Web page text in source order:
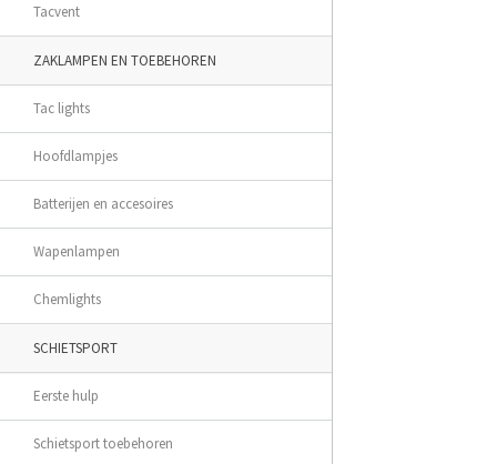
Tacvent
ZAKLAMPEN EN TOEBEHOREN
Tac lights
Hoofdlampjes
Batterijen en accesoires
Wapenlampen
Chemlights
SCHIETSPORT
Eerste hulp
Schietsport toebehoren